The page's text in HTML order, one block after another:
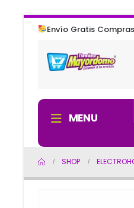
Envío Gratis
MENU
SHOP